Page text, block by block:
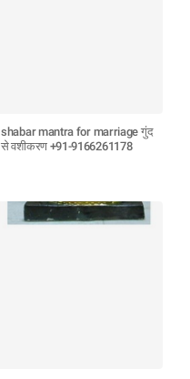
shabar mantra for marriage गुंद
से वशीकरण +91-9166261178